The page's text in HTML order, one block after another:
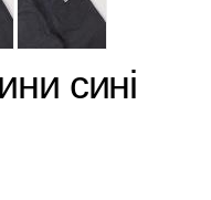
сині